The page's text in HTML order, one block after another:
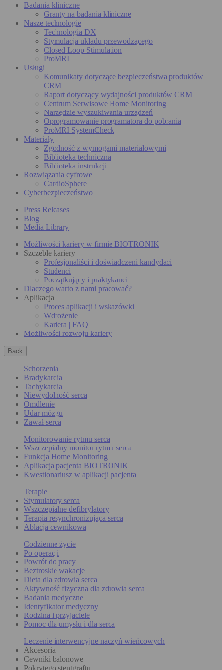
Badania kliniczne
Granty na badania kliniczne
Nasze technologie
Technologia DX
Stymulacja układu przewodzącego
Closed Loop Stimulation
ProMRI
Usługi
Komunikaty dotyczące bezpieczeństwa produktów
CRM
Raport dotyczący wydajności produktów CRM
Centrum Serwisowe Home Monitoring
Narzędzie wyszukiwania urządzeń
Oprogramowanie programatora do pobrania
ProMRI SystemCheck
Materiały
Zgodność z wymogami materiałowymi
Biblioteka techniczna
Biblioteka instrukcji
Rozwiązania cyfrowe
CardioSphere
Cyberbezpieczeństwo
Press Releases
Blog
Media Library
Możliwości kariery w firmie BIOTRONIK
Szczeble kariery
Profesjonaliści i doświadczeni kandydaci
Studenci
Początkujący i praktykanci
Dlaczego warto z nami pracować?
Aplikacja
Proces aplikacji i wskazówki
Wdrożenie
Kariera | FAQ
Możliwości rozwoju kariery
Back
Schorzenia
Bradykardia
Tachykardia
Niewydolność serca
Omdlenie
Udar mózgu
Zawał serca
Monitorowanie rytmu serca
Wszczepialny monitor rytmu serca
Funkcja Home Monitoring
Aplikacja pacjenta BIOTRONIK
Kwestionariusz w aplikacji pacjenta
Terapie
Stymulatory serca
Wszczepialne defibrylatory
Terapia resynchronizująca serca
Ablacja cewnikowa
Codzienne życie
Po operacji
Powrót do pracy
Beztroskie wakacje
Dieta dla zdrowia serca
Aktywność fizyczna dla zdrowia serca
Badania medyczne
Identyfikator medyczny
Rodzina i przyjaciele
Pomoc dla umysłu i dla serca
Leczenie interwencyjne naczyń wieńcowych
Akcesoria
Cewniki balonowe
Pokrytego stentgraftu